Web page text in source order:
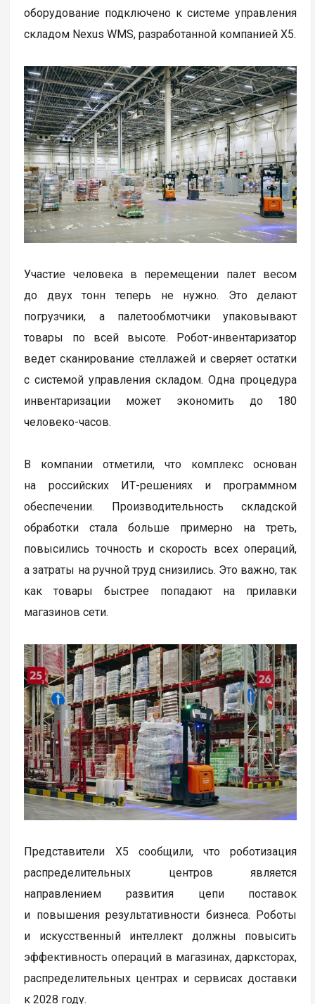
оборудование подключено к системе управления
складом Nexus WMS, разработанной компанией Х5.
Участие человека в перемещении палет весом
до двух тонн теперь не нужно. Это делают
погрузчики, а палетообмотчики упаковывают
товары по всей высоте. Робот-инвентаризатор
ведет сканирование стеллажей и сверяет остатки
с системой управления складом. Одна процедура
инвентаризации может экономить до 180
человеко-часов.
В компании отметили, что комплекс основан
на российских ИТ-решениях и программном
обеспечении. Производительность складской
обработки стала больше примерно на треть,
повысились точность и скорость всех операций,
а затраты на ручной труд снизились. Это важно, так
как товары быстрее попадают на прилавки
магазинов сети.
Представители X5 сообщили, что роботизация
распределительных центров является
направлением развития цепи поставок
и повышения результативности бизнеса. Роботы
и искусственный интеллект должны повысить
эффективность операций в магазинах, дарксторах,
распределительных центрах и сервисах доставки
к 2028 году.